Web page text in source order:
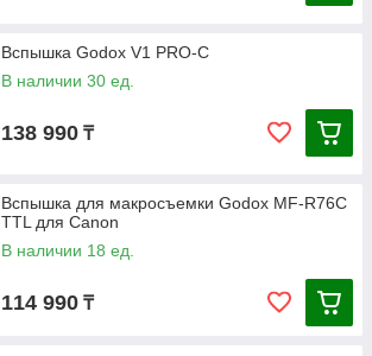
Вспышка Godox V1 PRO-C
В наличии 30 ед.
138 990 ₸
Вспышка для макросъемки Godox MF-R76C
TTL для Canon
В наличии 18 ед.
114 990 ₸